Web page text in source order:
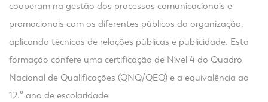
cooperam na gestão dos processos comunicacionais e
promocionais com os diferentes públicos da organização,
aplicando técnicas de relações públicas e publicidade. Esta
formação confere uma certificação de Nível 4 do Quadro
Nacional de Qualificações (QNQ/QEQ) e a equivalência ao
12.º ano de escolaridade.